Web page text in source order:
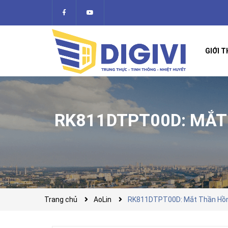
GIỚI
RK811DTPT00D:
Trang chủ AoLin RK811DTPT00D: Mắt Thần